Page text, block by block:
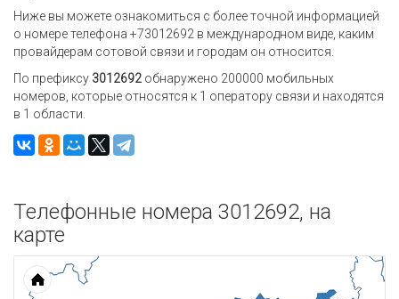
Ниже вы можете ознакомиться с более точной информацией
о номере телефона +73012692 в международном виде, каким
провайдерам сотовой связи и городам он относится.
По префиксу 3012692 обнаружено 200000 мобильных
номеров, которые относятся к 1 оператору связи и находятся
в 1 области.
Телефонные номера 3012692, на
карте